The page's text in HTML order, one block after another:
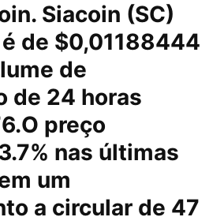
Siacoin (SC)
de $0,01188444
de
de 24 horas
preço
nas últimas
um
a circular de 47